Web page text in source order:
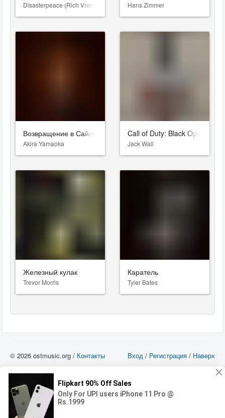
Disasterpeace (Rich Vreeland) Hans Zimmer
Возвращение в Сайлент Хилл
Akira Yamaoka
Call of Duty: Black Ops Cold
Jack Wall
Железный кулак
Trevor Morris
Каратель
Tyler Bates
Вход / Регистрация / Наверх
© 2026 ostmusic.org / Контакты
можете использовать такие материалы только в том в случае, если
использование производится с ознакомительными целями - для прочих целей
вы должны приобрести лицензионную запись.